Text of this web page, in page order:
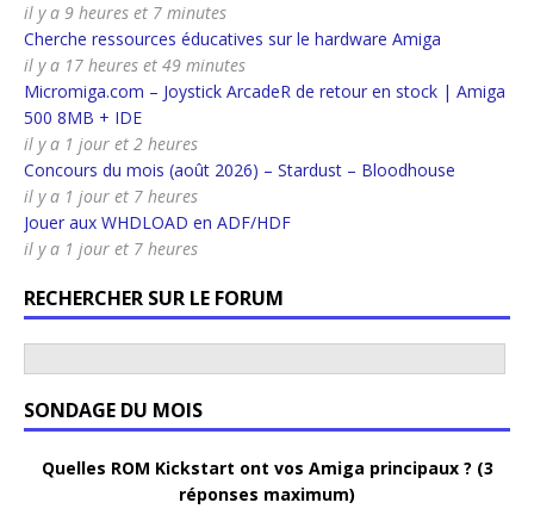
il y a 9 heures et 7 minutes
Cherche ressources éducatives sur le hardware Amiga
il y a 17 heures et 49 minutes
Micromiga.com – Joystick ArcadeR de retour en stock | Amiga
500 8MB + IDE
il y a 1 jour et 2 heures
Concours du mois (août 2026) – Stardust – Bloodhouse
il y a 1 jour et 7 heures
Jouer aux WHDLOAD en ADF/HDF
il y a 1 jour et 7 heures
RECHERCHER SUR LE FORUM
SONDAGE DU MOIS
Quelles ROM Kickstart ont vos Amiga principaux ? (3
réponses maximum)